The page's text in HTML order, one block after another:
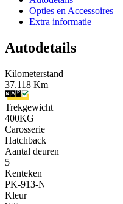
Opties en Accessoires
Extra informatie
Autodetails
Kilometerstand
37.118 Km
Trekgewicht
400KG
Carosserie
Hatchback
Aantal deuren
5
Kenteken
PK-913-N
Kleur